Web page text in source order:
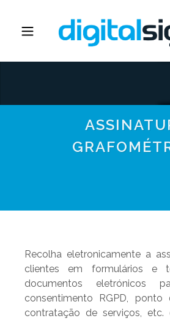
Recolha eletronicamente a
clientes em formulários
documentos eletrónicos
consentimento RGPD, ponto
contratação de serviços,